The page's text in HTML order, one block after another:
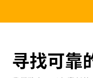
企
业
寻找可靠